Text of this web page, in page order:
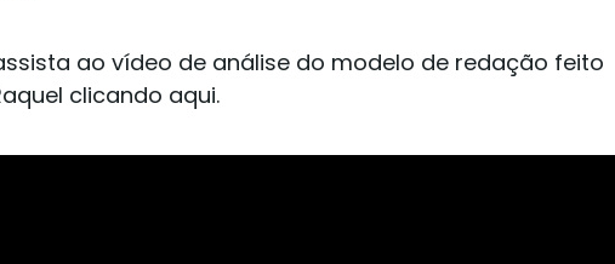
ao vídeo de análise do modelo de redação feito
clicando aqui.